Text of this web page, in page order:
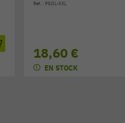
Réf. : PSOL-XXL
18,60 €
EN STOCK